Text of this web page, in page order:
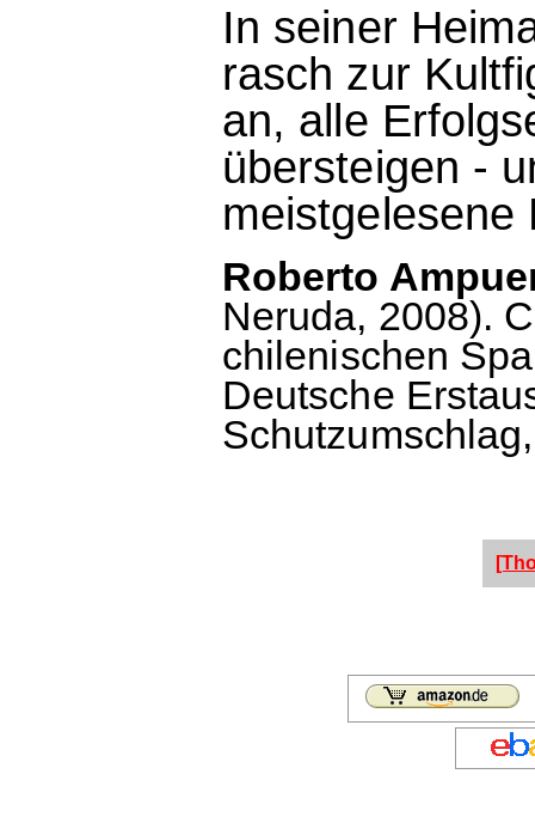
In seiner
rasch zur
an, alle
übersteigen -
meistgelesene
Roberto
Neruda, 2008).
chilenischen
Deutsche